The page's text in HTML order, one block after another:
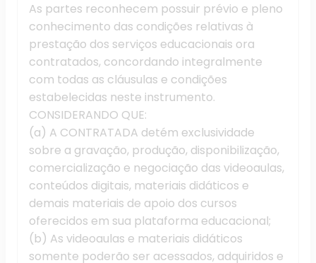
As partes reconhecem possuir prévio e pleno
conhecimento das condições relativas à
prestação dos serviços educacionais ora
contratados, concordando integralmente
com todas as cláusulas e condições
estabelecidas neste instrumento.
CONSIDERANDO QUE:
(a) A CONTRATADA detém exclusividade
sobre a gravação, produção, disponibilização,
comercialização e negociação das videoaulas,
conteúdos digitais, materiais didáticos e
demais materiais de apoio dos cursos
oferecidos em sua plataforma educacional;
(b) As videoaulas e materiais didáticos
somente poderão ser acessados, adquiridos e